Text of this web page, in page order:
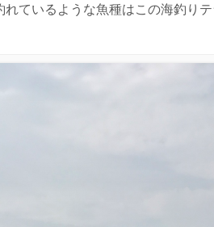
ているような魚種はこの海釣り